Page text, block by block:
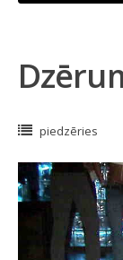
piedzēries